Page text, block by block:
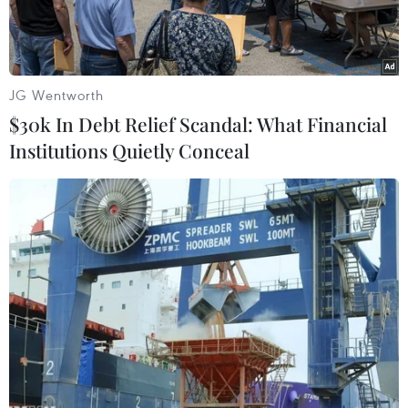
Ảnh minh họa. (Nguồn: Timo)
Dịch vụ ngân hàng số Timo đã chính thức ra
mắt tại Hà Nội từ ngày 19/11 Timo Hangout tọa
lạc tại số 17 Ngô Quyền, quận Hoàn Kiếm.
JG Wentworth
$30k In Debt Relief Scandal: What Financial
Institutions Quietly Conceal